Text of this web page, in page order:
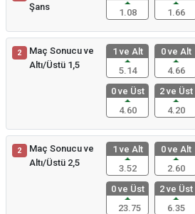
Şans
1.08
1.66
2
Maç Sonucu ve
Altı/Üstü 1,5
1 ve Alt
5.14
0 ve Alt
4.66
0 ve Üst
4.60
2 ve Üst
4.20
2
Maç Sonucu ve
Altı/Üstü 2,5
1 ve Alt
3.52
0 ve Alt
2.60
0 ve Üst
23.75
2 ve Üst
6.35